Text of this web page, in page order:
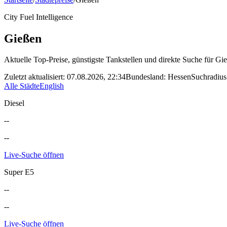
City Fuel Intelligence
Gießen
Aktuelle Top-Preise, günstigste Tankstellen und direkte Suche für
Zuletzt aktualisiert: 07.08.2026, 22:34Bundesland: HessenSuchradius
Alle StädteEnglish
Diesel
--
--
Live-Suche öffnen
Super E5
--
--
Live-Suche öffnen